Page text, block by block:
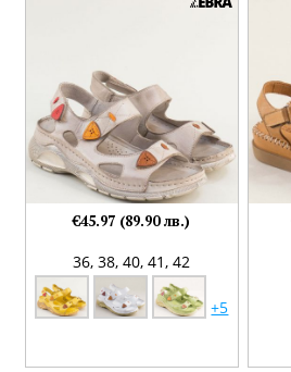
36,38,40,41,42
+5
€45.97 (89.90 лв.)